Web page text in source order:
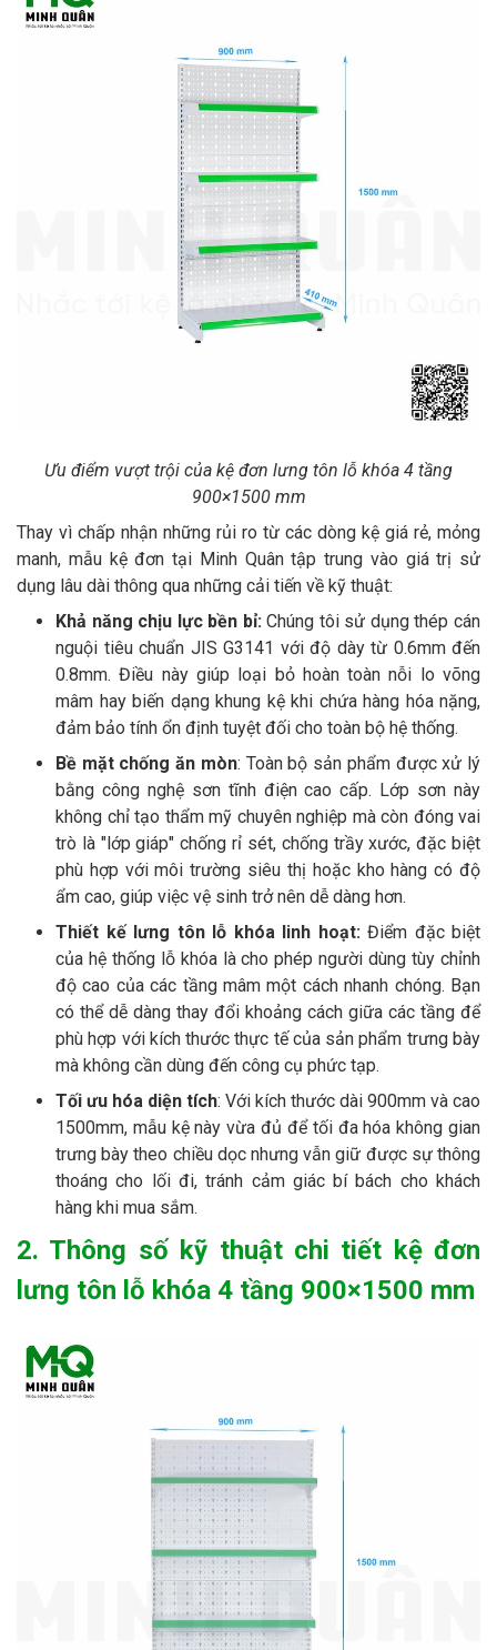
Ưu điểm vượt trội của kệ đơn lưng tôn lỗ khóa 4 tầng
900×1500 mm
Thay vì chấp nhận những rủi ro từ các dòng kệ giá rẻ, mỏng
manh, mẫu kệ đơn tại Minh Quân tập trung vào giá trị sử
dụng lâu dài thông qua những cải tiến về kỹ thuật:
Khả năng chịu lực bền bỉ: Chúng tôi sử dụng thép cán
nguội tiêu chuẩn JIS G3141 với độ dày từ 0.6mm đến
0.8mm. Điều này giúp loại bỏ hoàn toàn nỗi lo võng
mâm hay biến dạng khung kệ khi chứa hàng hóa nặng,
đảm bảo tính ổn định tuyệt đối cho toàn bộ hệ thống.
Bề mặt chống ăn mòn: Toàn bộ sản phẩm được xử lý
bằng công nghệ sơn tĩnh điện cao cấp. Lớp sơn này
không chỉ tạo thẩm mỹ chuyên nghiệp mà còn đóng vai
trò là "lớp giáp" chống rỉ sét, chống trầy xước, đặc biệt
phù hợp với môi trường siêu thị hoặc kho hàng có độ
ẩm cao, giúp việc vệ sinh trở nên dễ dàng hơn.
Thiết kế lưng tôn lỗ khóa linh hoạt: Điểm đặc biệt
của hệ thống lỗ khóa là cho phép người dùng tùy chỉnh
độ cao của các tầng mâm một cách nhanh chóng. Bạn
có thể dễ dàng thay đổi khoảng cách giữa các tầng để
phù hợp với kích thước thực tế của sản phẩm trưng bày
mà không cần dùng đến công cụ phức tạp.
Tối ưu hóa diện tích: Với kích thước dài 900mm và cao
1500mm, mẫu kệ này vừa đủ để tối đa hóa không gian
trưng bày theo chiều dọc nhưng vẫn giữ được sự thông
thoáng cho lối đi, tránh cảm giác bí bách cho khách
hàng khi mua sắm.
2. Thông số kỹ thuật chi tiết kệ đơn
lưng tôn lỗ khóa 4 tầng 900×1500 mm